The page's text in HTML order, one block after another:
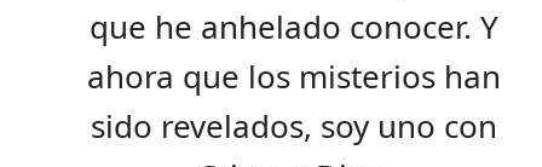
que he anhelado conocer. Y
ahora que los misterios han
sido revelados, soy uno con